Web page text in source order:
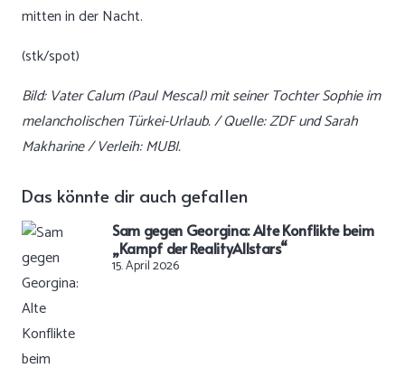
mitten in der Nacht.
(stk/spot)
Bild: Vater Calum (Paul Mescal) mit seiner Tochter Sophie im
melancholischen Türkei-Urlaub. / Quelle: ZDF und Sarah
Makharine / Verleih: MUBI.
Das könnte dir auch gefallen
Sam gegen Georgina: Alte Konflikte beim
„Kampf der RealityAllstars“
15. April 2026